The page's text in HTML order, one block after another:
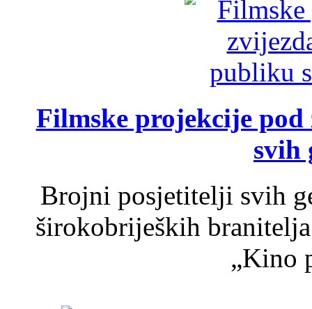
Filmske projekcije
svih
Brojni posjetitelji svih
širokobrijeških
„Kino